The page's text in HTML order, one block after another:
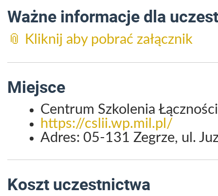
Ważne informacje dla
📎 Kliknij aby pobrać załącznik
Miejsce
Centrum Szkolenia
https://cslii.wp.mil.pl/
Adres: 05-131 Zegrze, ul.
Koszt uczestnictwa